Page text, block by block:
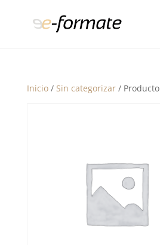
Inicio/ Sin categorizar/ Producto